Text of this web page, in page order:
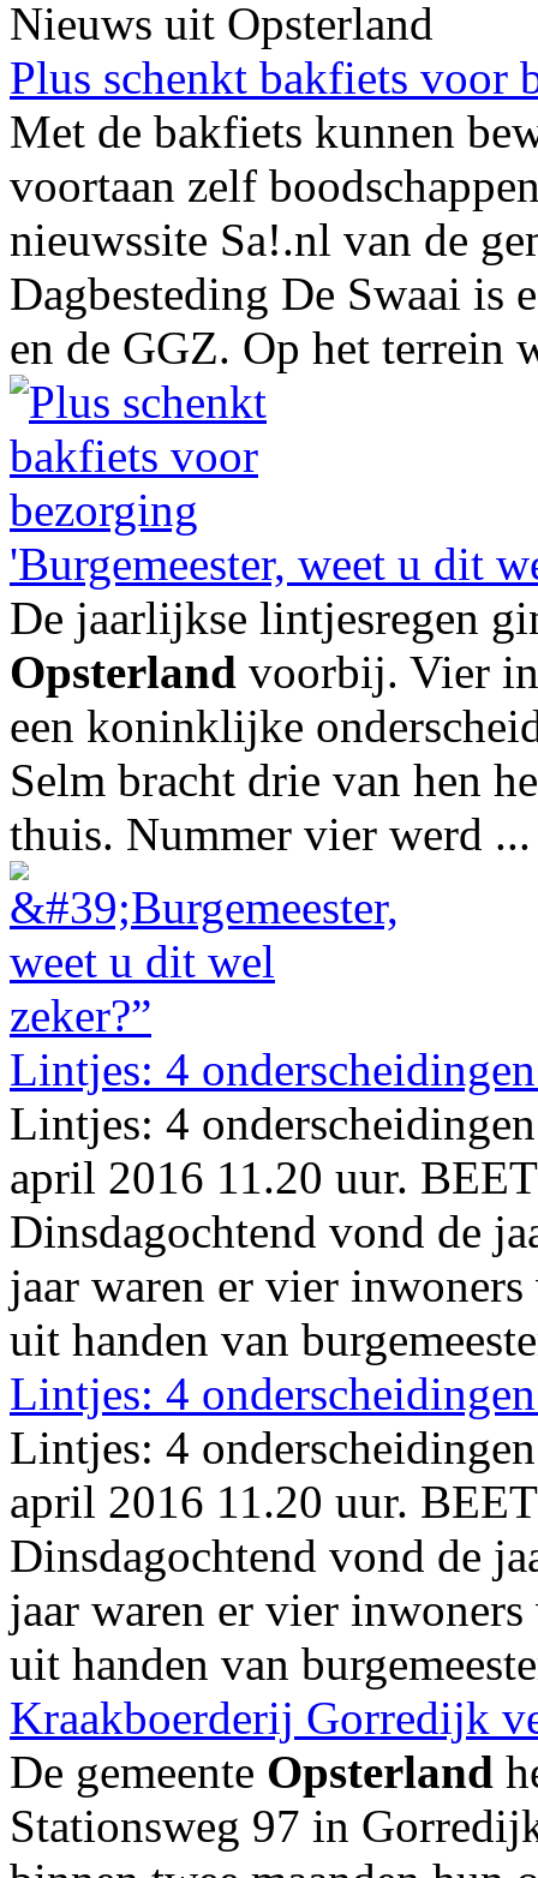
Nieuws uit Opsterland
Plus schenkt bakfiets voor
Met de bakfiets kunnen
voortaan zelf
nieuwssite Sa!.nl van de
Dagbesteding De Swaai is
en de GGZ. Op het terrein
'Burgemeester, weet u dit
De jaarlijkse lintjesregen
Opsterland voorbij. Vier
een koninklijke
Selm bracht drie van hen
thuis. Nummer vier werd ...
Lintjes: 4
Lintjes: 4
april 2016 11.20 uur.
Dinsdagochtend vond de
jaar waren er vier
uit handen van
Lintjes: 4
Lintjes: 4
april 2016 11.20 uur.
Dinsdagochtend vond de
jaar waren er vier
uit handen van
Kraakboerderij Gorredijk
De gemeente Opsterland
Stationsweg 97 in